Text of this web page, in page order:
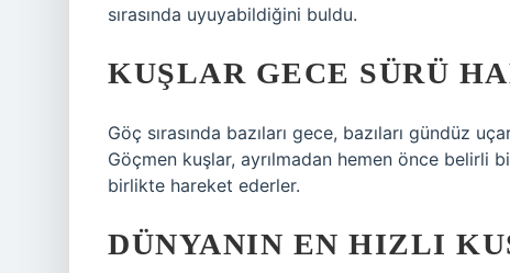
sırasında uyuyabildiğini buldu.
KUŞLAR GECE SÜRÜ
Göç sırasında bazıları gece, bazıları gündüz
Göçmen kuşlar, ayrılmadan hemen önce belirli
birlikte hareket ederler.
DÜNYANIN EN HIZLI